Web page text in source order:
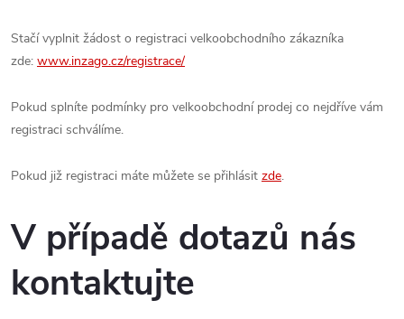
Stačí vyplnit žádost o registraci velkoobchodního zákazníka
zde: www.inzago.cz/registrace/
Pokud splníte podmínky pro velkoobchodní prodej co nejdříve vám
registraci schválíme.
Pokud již registraci máte můžete se přihlásit zde.
V případě dotazů nás
kontaktujte